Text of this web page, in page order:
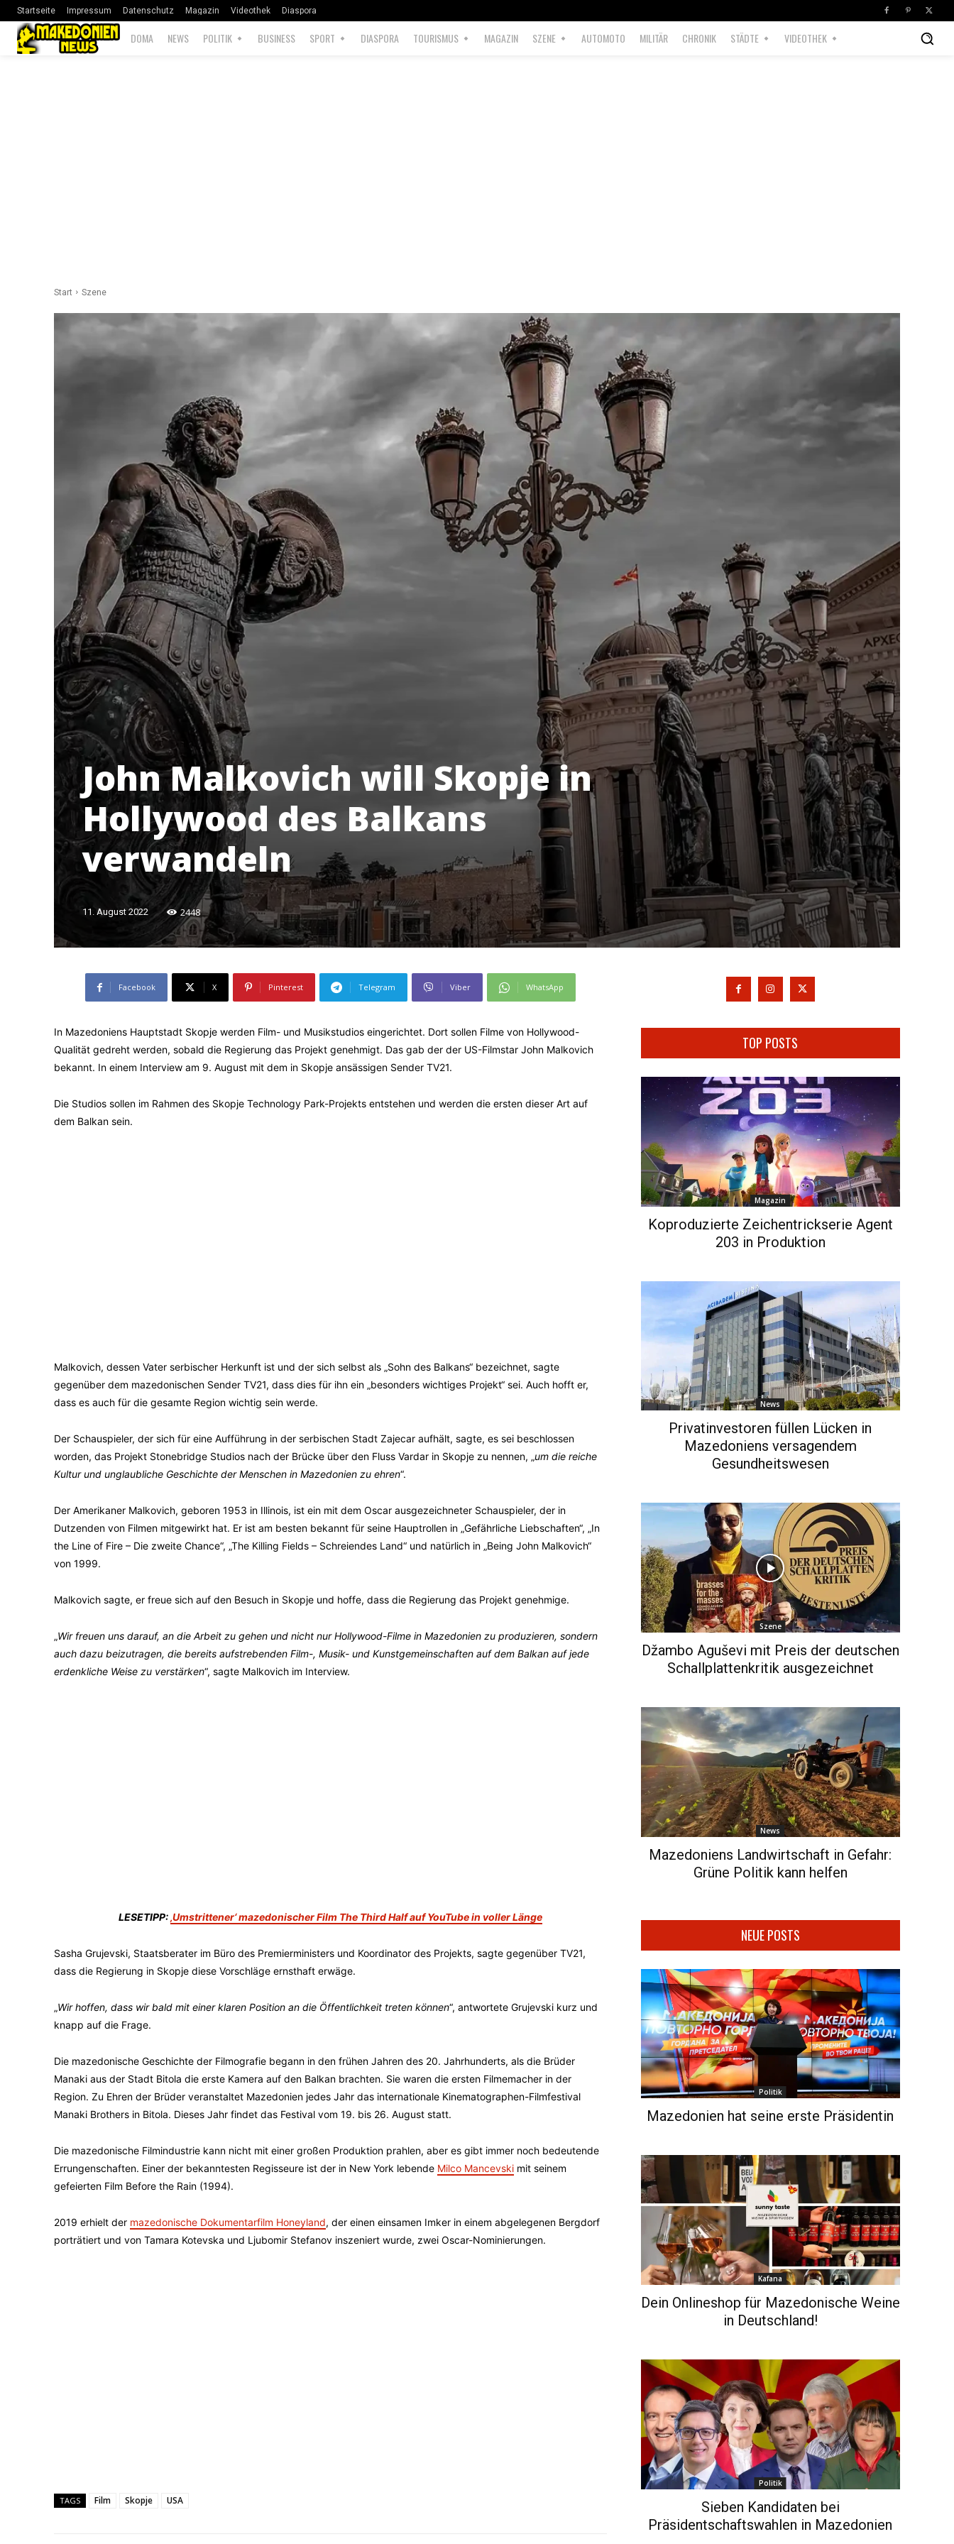
Startseite Impressum Datenschutz Magazin Videothek Diaspora
DOMA NEWS POLITIK BUSINESS SPORT DIASPORA TOURISMUS MAGAZIN SZENE AUTOMOTO MILITÄR CHRONIK STÄDTE VIDEOTHEK
Start Szene
John Malkovich will Skopje in
Hollywood des Balkans
verwandeln
11. August 2022 2448
Facebook X Pinterest Telegram Viber WhatsApp
In Mazedoniens Hauptstadt Skopje werden Film- und Musikstudios eingerichtet. Dort sollen Filme von Hollywood-
Qualität gedreht werden, sobald die Regierung das Projekt genehmigt. Das gab der der US-Filmstar John Malkovich
bekannt. In einem Interview am 9. August mit dem in Skopje ansässigen Sender TV21.
Die Studios sollen im Rahmen des Skopje Technology Park-Projekts entstehen und werden die ersten dieser Art auf
dem Balkan sein.
Malkovich, dessen Vater serbischer Herkunft ist und der sich selbst als „Sohn des Balkans“ bezeichnet, sagte
gegenüber dem mazedonischen Sender TV21, dass dies für ihn ein „besonders wichtiges Projekt“ sei. Auch hofft er,
dass es auch für die gesamte Region wichtig sein werde.
Der Schauspieler, der sich für eine Aufführung in der serbischen Stadt Zajecar aufhält, sagte, es sei beschlossen
worden, das Projekt Stonebridge Studios nach der Brücke über den Fluss Vardar in Skopje zu nennen, „um die reiche
Kultur und unglaubliche Geschichte der Menschen in Mazedonien zu ehren“.
Der Amerikaner Malkovich, geboren 1953 in Illinois, ist ein mit dem Oscar ausgezeichneter Schauspieler, der in
Dutzenden von Filmen mitgewirkt hat. Er ist am besten bekannt für seine Hauptrollen in „Gefährliche Liebschaften“, „In
the Line of Fire – Die zweite Chance“, „The Killing Fields – Schreiendes Land“ und natürlich in „Being John Malkovich“
von 1999.
Malkovich sagte, er freue sich auf den Besuch in Skopje und hoffe, dass die Regierung das Projekt genehmige.
„Wir freuen uns darauf, an die Arbeit zu gehen und nicht nur Hollywood-Filme in Mazedonien zu produzieren, sondern
auch dazu beizutragen, die bereits aufstrebenden Film-, Musik- und Kunstgemeinschaften auf dem Balkan auf jede
erdenkliche Weise zu verstärken“, sagte Malkovich im Interview.
LESETIPP:‚Umstrittener‘ mazedonischer Film The Third Half auf YouTube in voller Länge
Sasha Grujevski, Staatsberater im Büro des Premierministers und Koordinator des Projekts, sagte gegenüber TV21,
dass die Regierung in Skopje diese Vorschläge ernsthaft erwäge.
„Wir hoffen, dass wir bald mit einer klaren Position an die Öffentlichkeit treten können“, antwortete Grujevski kurz und
knapp auf die Frage.
Die mazedonische Geschichte der Filmografie begann in den frühen Jahren des 20. Jahrhunderts, als die Brüder
Manaki aus der Stadt Bitola die erste Kamera auf den Balkan brachten. Sie waren die ersten Filmemacher in der
Region. Zu Ehren der Brüder veranstaltet Mazedonien jedes Jahr das internationale Kinematographen-Filmfestival
Manaki Brothers in Bitola. Dieses Jahr findet das Festival vom 19. bis 26. August statt.
Die mazedonische Filmindustrie kann nicht mit einer großen Produktion prahlen, aber es gibt immer noch bedeutende
Errungenschaften. Einer der bekanntesten Regisseure ist der in New York lebende Milco Mancevski mit seinem
gefeierten Film Before the Rain (1994).
2019 erhielt der mazedonische Dokumentarfilm Honeyland, der einen einsamen Imker in einem abgelegenen Bergdorf
porträtiert und von Tamara Kotevska und Ljubomir Stefanov inszeniert wurde, zwei Oscar-Nominierungen.
TAGS Film Skopje USA
TOP POSTS
Magazin
Koproduzierte Zeichentrickserie Agent
203 in Produktion
News
Privatinvestoren füllen Lücken in
Mazedoniens versagendem
Gesundheitswesen
Szene
Džambo Aguševi mit Preis der deutschen
Schallplattenkritik ausgezeichnet
News
Mazedoniens Landwirtschaft in Gefahr:
Grüne Politik kann helfen
NEUE POSTS
Politik
Mazedonien hat seine erste Präsidentin
Kafana
Dein Onlineshop für Mazedonische Weine
in Deutschland!
Politik
Sieben Kandidaten bei
Präsidentschaftswahlen in Mazedonien